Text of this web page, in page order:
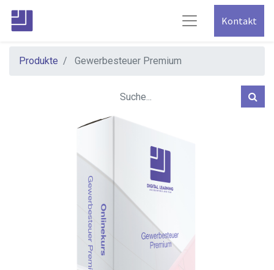
Kontakt
Produkte Gewerbesteuer Premium